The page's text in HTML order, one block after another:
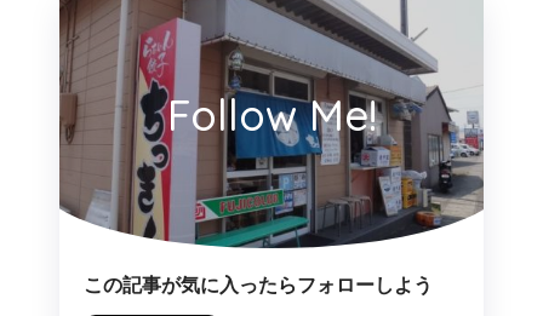
Follow Me!
この記事が気に入ったらフォローしよう